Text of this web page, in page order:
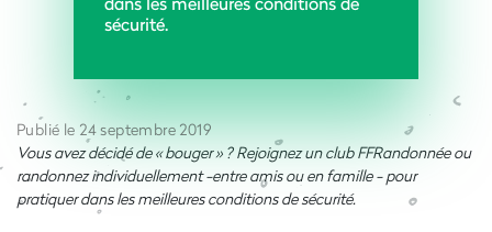
sécurité.
Publié le 24 septembre 2019
Vous avez décidé de « bouger » ? Rejoignez un club FFRandonnée ou
randonnez individuellement -entre amis ou en famille - pour
pratiquer dans les meilleures conditions de sécurité.​